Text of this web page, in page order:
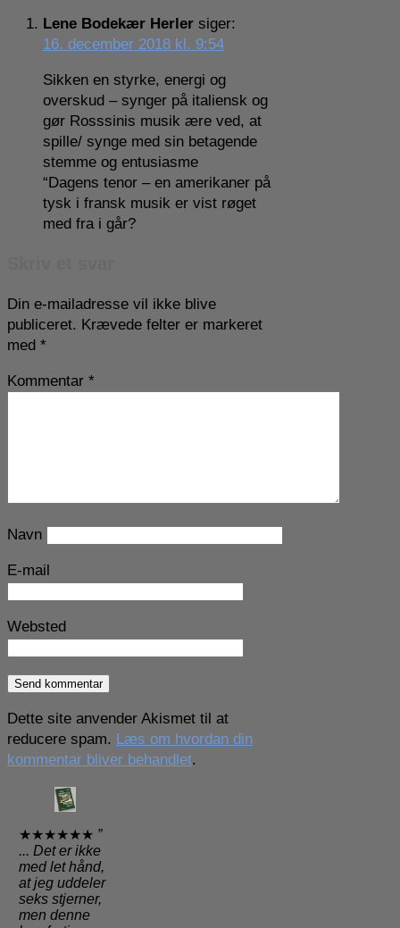
Lene Bodekær Herler siger:
16. december 2018 kl. 9:54
Sikken en styrke, energi og
overskud – synger på italiensk og
gør Rosssinis musik ære ved, at
spille/ synge med sin betagende
stemme og entusiasme
“Dagens tenor – en amerikaner på
tysk i fransk musik er vist røget
med fra i går?
Din e-mailadresse vil ikke blive
publiceret. Krævede felter er markeret
med *
Kommentar *
Navn
E-mail
Websted
Dette site anvender Akismet til at
reducere spam. Læs om hvordan din
kommentar bliver behandlet.
★★★★★★ ”
... Det er ikke
med let hånd,
at jeg uddeler
seks stjerner,
men denne